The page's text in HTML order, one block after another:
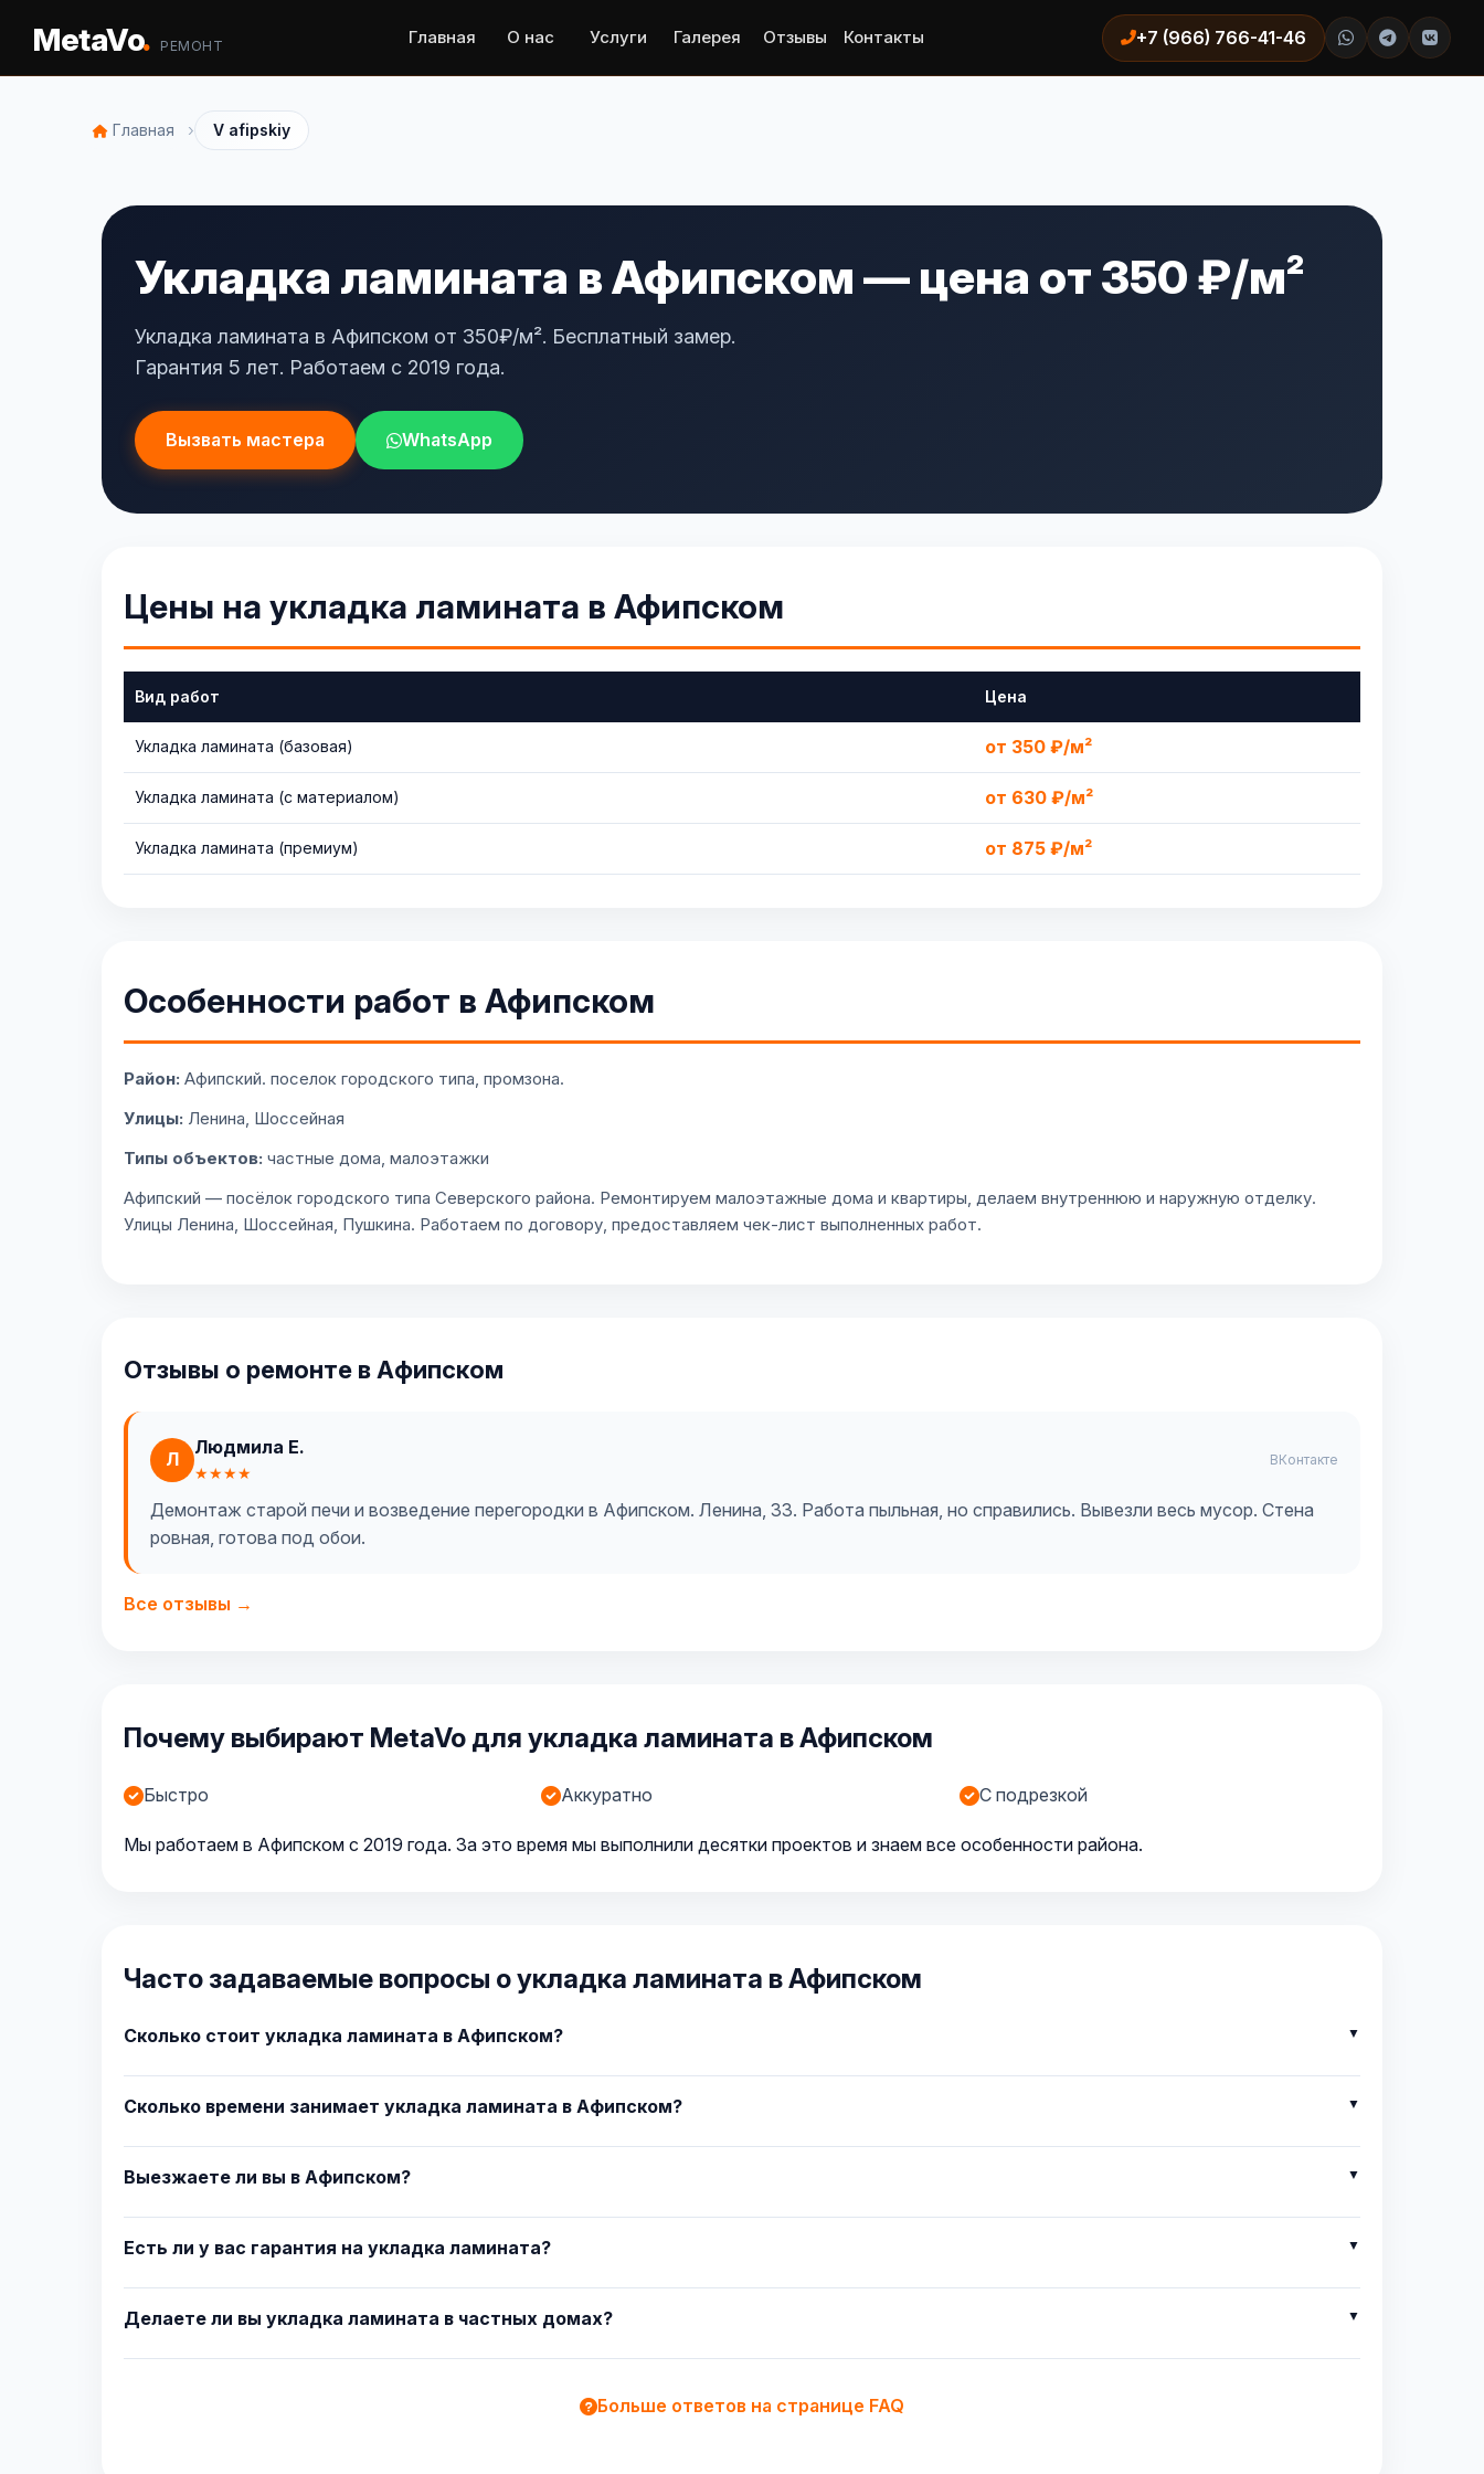
MetaVo. РЕМОНТ Главная О нас Услуги Галерея Отзывы Контакты +7 (966) 766-41-46
Главная › V afipskiy
Укладка ламината в Афипском — цена от 350 ₽/м²
Укладка ламината в Афипском от 350₽/м². Бесплатный замер.
Гарантия 5 лет. Работаем с 2019 года.
Вызвать мастера WhatsApp
Цены на укладка ламината в Афипском
Вид работ Цена
Укладка ламината (базовая) от 350 ₽/м²
Укладка ламината (с материалом) от 630 ₽/м²
Укладка ламината (премиум) от 875 ₽/м²
Особенности работ в Афипском
Район: Афипский. поселок городского типа, промзона.
Улицы: Ленина, Шоссейная
Типы объектов: частные дома, малоэтажки
Афипский — посёлок городского типа Северского района. Ремонтируем малоэтажные дома и квартиры, делаем внутреннюю и наружную отделку.
Улицы Ленина, Шоссейная, Пушкина. Работаем по договору, предоставляем чек-лист выполненных работ.
Отзывы о ремонте в Афипском
Л
Людмила Е.
★★★★
ВКонтакте
Демонтаж старой печи и возведение перегородки в Афипском. Ленина, 33. Работа пыльная, но справились. Вывезли весь мусор. Стена
ровная, готова под обои.
Все отзывы →
Почему выбирают MetaVo для укладка ламината в Афипском
Быстро Аккуратно С подрезкой
Мы работаем в Афипском с 2019 года. За это время мы выполнили десятки проектов и знаем все особенности района.
Часто задаваемые вопросы о укладка ламината в Афипском
Сколько стоит укладка ламината в Афипском?
Сколько времени занимает укладка ламината в Афипском?
Выезжаете ли вы в Афипском?
Есть ли у вас гарантия на укладка ламината?
Делаете ли вы укладка ламината в частных домах?
Больше ответов на странице FAQ